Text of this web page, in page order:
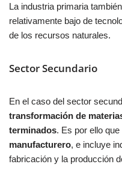
La industria primaria
relativamente bajo de
de los recursos naturales.
Sector Secundario
En el caso del sector
transformación de
terminados. Es por ello
manufacturero, e incluye
fabricación y la producción